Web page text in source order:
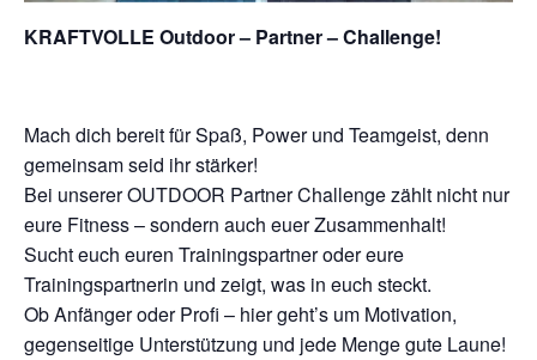
KRAFTVOLLE Outdoor – Partner – Challenge!
Mach dich bereit für Spaß, Power und Teamgeist, denn
gemeinsam seid ihr stärker!
Bei unserer OUTDOOR Partner Challenge zählt nicht nur
eure Fitness – sondern auch euer Zusammenhalt!
Sucht euch euren Trainingspartner oder eure
Trainingspartnerin und zeigt, was in euch steckt.
Ob Anfänger oder Profi – hier geht’s um Motivation,
gegenseitige Unterstützung und jede Menge gute Laune!